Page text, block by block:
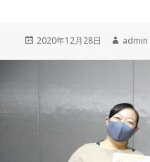
c
e
o
o
e r
e
s
投
2020年12月28日
作
admin